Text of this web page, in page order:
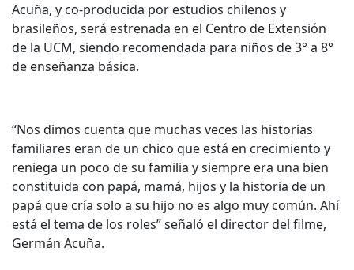
Acuña, y co-producida por estudios chilenos y
brasileños, será estrenada en el Centro de Extensión
de la UCM, siendo recomendada para niños de 3° a 8°
de enseñanza básica.
“Nos dimos cuenta que muchas veces las historias
familiares eran de un chico que está en crecimiento y
reniega un poco de su familia y siempre era una bien
constituida con papá, mamá, hijos y la historia de un
papá que cría solo a su hijo no es algo muy común. Ahí
está el tema de los roles” señaló el director del filme,
Germán Acuña.